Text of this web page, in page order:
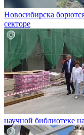
Новосибирска
секторе
научной библиотеке